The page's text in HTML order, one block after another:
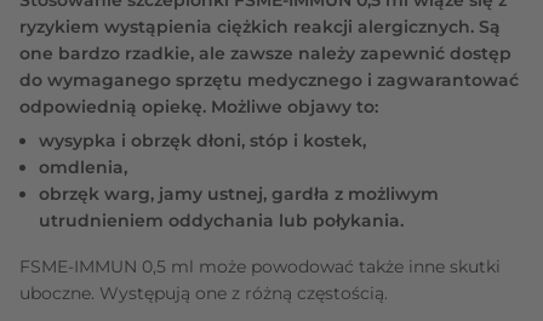
ryzykiem wystąpienia ciężkich reakcji alergicznych. Są
one bardzo rzadkie, ale zawsze należy zapewnić dostęp
do wymaganego sprzętu medycznego i zagwarantować
odpowiednią opiekę. Możliwe objawy to:
wysypka i obrzęk dłoni, stóp i kostek,
omdlenia,
obrzęk warg, jamy ustnej, gardła z możliwym
utrudnieniem oddychania lub połykania.
FSME-IMMUN 0,5 ml może powodować także inne skutki
uboczne. Występują one z różną częstością.